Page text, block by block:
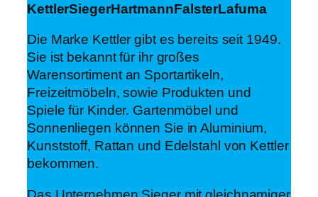
KettlerSiegerHartmannFalsterLafuma
Die Marke Kettler gibt es bereits seit 1949.
Sie ist bekannt für ihr großes
Warensortiment an Sportartikeln,
Freizeitmöbeln, sowie Produkten und
Spiele für Kinder. Gartenmöbel und
Sonnenliegen können Sie in Aluminium,
Kunststoff, Rattan und Edelstahl von Kettler
bekommen.